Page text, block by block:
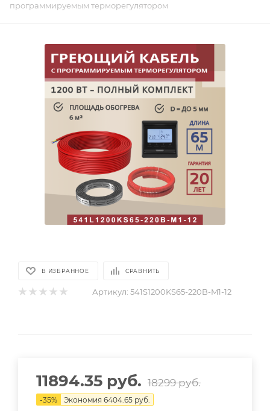
программируемым терморегулятором
В ИЗБРАННОЕ СРАВНИТЬ
Артикул: 541S1200KS65-220B-M1-12
11894.35 руб. 18299руб.
-35% Экономия 6404.65 руб.